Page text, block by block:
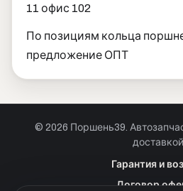
11 офис 102
По позициям кольца
предложение ОПТ
© 2026 Поршень39.
Гарантия и
Договор
+7 901 390 0